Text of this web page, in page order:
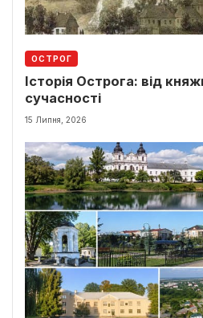
ОСТРОГ
Історія Острога: від
сучасності
15 Липня, 2026